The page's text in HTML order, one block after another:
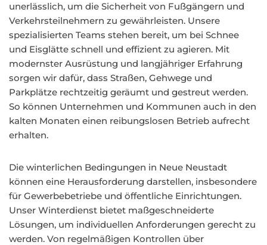
unerlässlich, um die Sicherheit von Fußgängern und
Verkehrsteilnehmern zu gewährleisten. Unsere
spezialisierten Teams stehen bereit, um bei Schnee
und Eisglätte schnell und effizient zu agieren. Mit
modernster Ausrüstung und langjähriger Erfahrung
sorgen wir dafür, dass Straßen, Gehwege und
Parkplätze rechtzeitig geräumt und gestreut werden.
So können Unternehmen und Kommunen auch in den
kalten Monaten einen reibungslosen Betrieb aufrecht
erhalten.
Die winterlichen Bedingungen in Neue Neustadt
können eine Herausforderung darstellen, insbesondere
für Gewerbebetriebe und öffentliche Einrichtungen.
Unser Winterdienst bietet maßgeschneiderte
Lösungen, um individuellen Anforderungen gerecht zu
werden. Von regelmäßigen Kontrollen über